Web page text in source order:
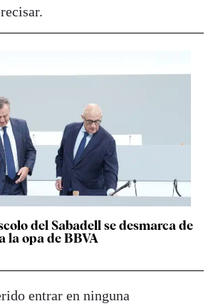
del Sabadell se desmarca de
la opa de BBVA
entrar en ninguna